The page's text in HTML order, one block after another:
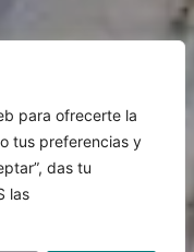
para ofrecerte la
tus preferencias y
das tu
las